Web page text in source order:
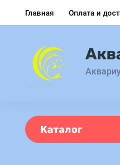
Главная Оплата и
Каталог